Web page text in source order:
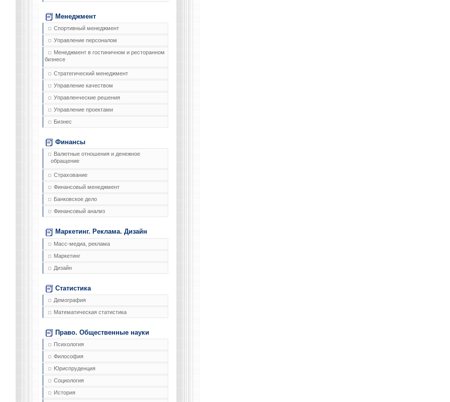
Менеджмент
Спортивный менеджмент
Управление персоналом
Менеджмент в гостиничном и ресторанном
бизнесе
Стратегический менеджмент
Управление качеством
Управленческие решения
Управление проектами
Бизнес
Финансы
Валютные отношения и денежное
обращение
Страхование
Финансовый менеджмент
Банковское дело
Финансовый анализ
Маркетинг. Реклама. Дизайн
Масс-медиа, реклама
Маркетинг
Дизайн
Статистика
Демография
Математическая статистика
Право. Общественные науки
Психология
Философия
Юриспруденция
Социология
История